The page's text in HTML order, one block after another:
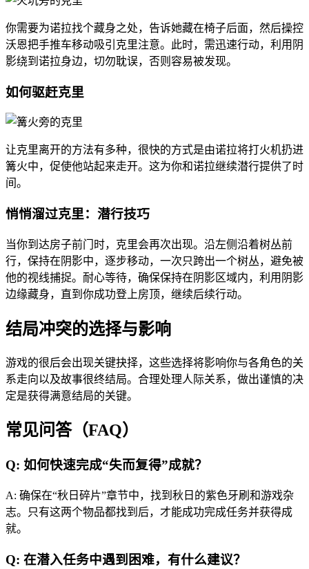
你需要为诺拉找个藏身之处，告诉她藏在椅子后面，然后操控
沃恩把手推车移动吸引克里注意。此时，需迅速行动，利用阴
影绕到诺拉身边，切勿耽误，否则容易被发现。
如何驱赶克里
让克里离开的方法有多种，很快的方式是由诺拉将打火机扔进
篝火中，促使他站起来走开。这为你和诺拉继续潜行提供了时
间。
悄悄溜过克里：潜行技巧
当你到达房子前门时，克里会再次出现。沿左侧沿着树丛前
行，保持在阴影中，逐步移动，一次只跨出一个树丛，避免被
他的视线捕捉。耐心等待，确保保持在阴影区域内，利用阴影
边缘藏身，直到你成功登上房顶，继续后续行动。
结局冲突的选择与影响
游戏的很后会出现关键抉择，这些选择将影响你与各角色的关
系走向以及故事很终结局。合理处理人际关系，做出谨慎的决
定是获得满意结局的关键。
常见问答（FAQ）
Q: 如何快速完成“失而复得”成就？
A: 确保在“秋日碎片”章节中，找到秋日的紫色牙刷和游戏杂
志。只有这两个物品都找到后，才能成功完成任务并获得成
就。
Q: 在潜入任务中遇到困难，有什么建议？